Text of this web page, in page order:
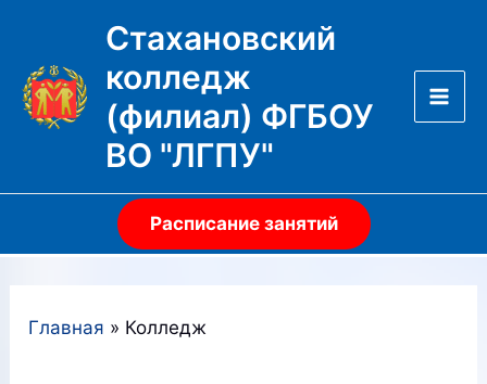
содержимому
Стахановский
колледж
(филиал) ФГБОУ
ВО "ЛГПУ"
Расписание занятий
Главная Колледж